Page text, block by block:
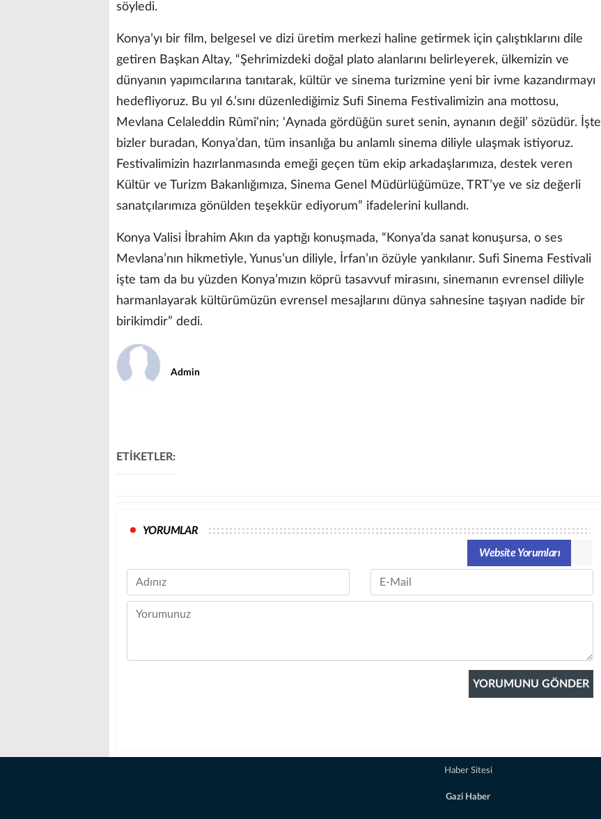
söyledi.
Konya’yı bir film, belgesel ve dizi üretim merkezi haline getirmek için çalıştıklarını dile
getiren Başkan Altay, “Şehrimizdeki doğal plato alanlarını belirleyerek, ülkemizin ve
dünyanın yapımcılarına tanıtarak, kültür ve sinema turizmine yeni bir ivme kazandırmayı
hedefliyoruz. Bu yıl 6.’sını düzenlediğimiz Sufi Sinema Festivalimizin ana mottosu,
Mevlana Celaleddin Rûmî’nin; ‘Aynada gördüğün suret senin, aynanın değil’ sözüdür. İşte
bizler buradan, Konya’dan, tüm insanlığa bu anlamlı sinema diliyle ulaşmak istiyoruz.
Festivalimizin hazırlanmasında emeği geçen tüm ekip arkadaşlarımıza, destek veren
Kültür ve Turizm Bakanlığımıza, Sinema Genel Müdürlüğümüze, TRT’ye ve siz değerli
sanatçılarımıza gönülden teşekkür ediyorum” ifadelerini kullandı.
Konya Valisi İbrahim Akın da yaptığı konuşmada, “Konya’da sanat konuşursa, o ses
Mevlana’nın hikmetiyle, Yunus’un diliyle, İrfan’ın özüyle yankılanır. Sufi Sinema Festivali
işte tam da bu yüzden Konya’mızın köprü tasavvuf mirasını, sinemanın evrensel diliyle
harmanlayarak kültürümüzün evrensel mesajlarını dünya sahnesine taşıyan nadide bir
birikimdir” dedi.
Admin
ETİKETLER:
YORUMLAR
Website Yorumları
Name Email
Comment
Haber Sitesi
Gazi Haber